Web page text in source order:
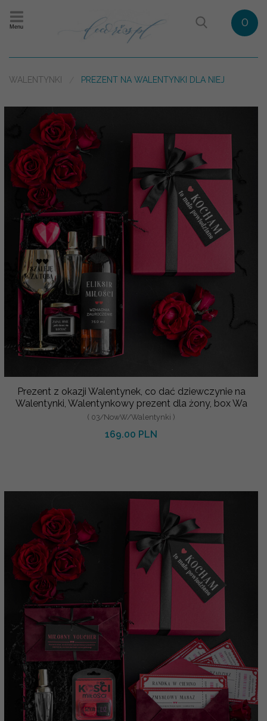
Menu 0
WALENTYNKI PREZENT NA WALENTYNKI DLA NIEJ
Prezent z okazji Walentynek, co dać dziewczynie na
Walentynki, Walentynkowy prezent dla żony, box Wa
( 03/NowW/Walentynki )
169.00 PLN